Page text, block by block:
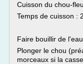
Cuisson du chou-
Temps de cuisson :
Faire bouillir de
Plonger le chou
morceaux si la